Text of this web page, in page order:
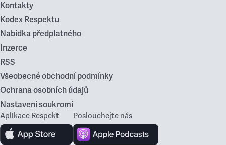
Kontakty
Kodex Respektu
Nabídka předplatného
Inzerce
RSS
Všeobecné obchodní podmínky
Ochrana osobních údajů
Nastavení soukromí
Aplikace Respekt Poslouchejte nás